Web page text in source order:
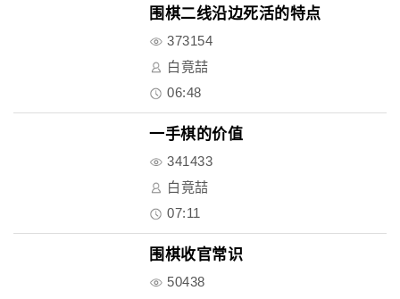
围棋二线沿边死活的特点
373154
白竟喆
06:48
一手棋的价值
341433
白竟喆
07:11
围棋收官常识
50438